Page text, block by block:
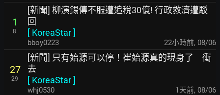
1
8
[新聞] 柳演錫傳不服遭追稅30億! 行政救濟遭駁
回
[ KoreaStar]
bboy0223 22小時前, 08/06
27
29
[新聞] 只有始源可以停！崔始源真的現身了 衝
去
[ KoreaStar]
whj0530 1天前, 08/06